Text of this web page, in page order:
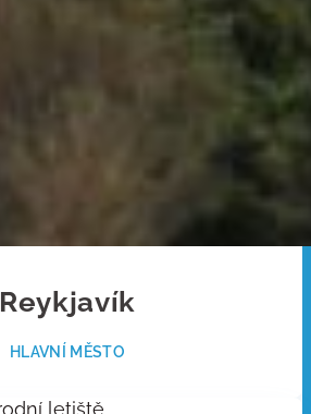
Reykjavík
HLAVNÍ MĚSTO